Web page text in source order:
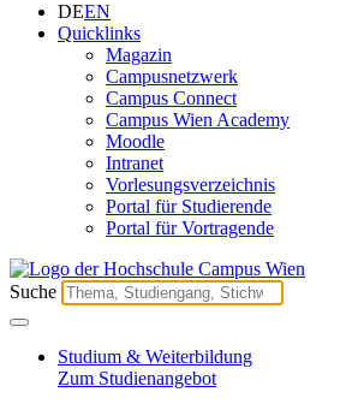
DEEN
Quicklinks
Magazin
Campusnetzwerk
Campus Connect
Campus Wien Academy
Moodle
Intranet
Vorlesungsverzeichnis
Portal für Studierende
Portal für Vortragende
Suche
Studium & Weiterbildung
Zum Studienangebot